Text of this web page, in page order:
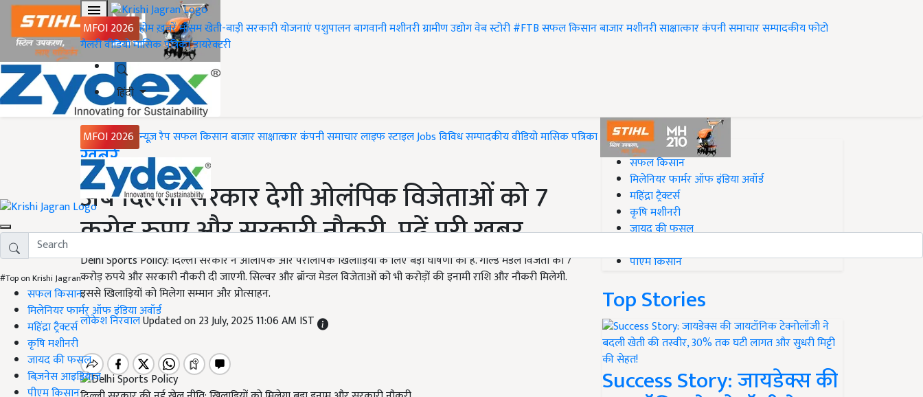
MFOI 2026 होमख़बरेंमौसमखेती-बाड़ीसरकारी योजनाएंपशुपालनबागवानीमशीनरीग्रामीण उद्योगवेब स्टोरी#FTBसफल किसानबाजारमशीनरीसाक्षात्कारकंपनी समाचारसम्पादकीयफोटो
गैलरीवीडियोमासिक पत्रिकाडायरेक्टरी
हिंदी
MFOI 2026 न्यूज़ रैपसफल किसानबाजारसाक्षात्कारकंपनी समाचारलाइफ स्टाइलJobsविविधसम्पादकीयवीडियोमासिक पत्रिका
#Top on Krishi Jagran
सफल किसान
मिलेनियर फार्मर ऑफ इंडिया अवॉर्ड
महिंद्रा ट्रैक्टर्स
कृषि मशीनरी
जायद की फसल
बिज़नेस आइडियाज
पीएम किसान
Home
ख़बरें
अब दिल्ली सरकार देगी ओलंपिक विजेताओं को 7
करोड़ रुपए और सरकारी नौकरी, पढ़ें पूरी खबर
Delhi Sports Policy: दिल्ली सरकार ने ओलंपिक और पैरालंपिक खिलाड़ियों के लिए बड़ी घोषणा की है. गोल्ड मेडल विजेता को 7
करोड़ रुपये और सरकारी नौकरी दी जाएगी. सिल्वर और ब्रॉन्ज मेडल विजेताओं को भी करोड़ों की इनामी राशि और नौकरी मिलेगी.
इससे खिलाड़ियों को मिलेगा सम्मान और प्रोत्साहन.
लोकेश निरवालUpdated on 23 July, 2025 11:06 AM IST
#Top on Krishi Jagran
सफल किसान
मिलेनियर फार्मर ऑफ इंडिया अवॉर्ड
महिंद्रा ट्रैक्टर्स
कृषि मशीनरी
जायद की फसल
पीएम किसान
Top Stories
Success Story: जायडेक्स की